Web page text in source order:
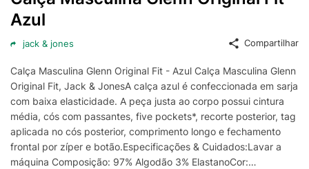
Azul
jack & jones Compartilhar
Calça Masculina Glenn Original Fit - Azul Calça Masculina Glenn
Original Fit, Jack & JonesA calça azul é confeccionada em sarja
com baixa elasticidade. A peça justa ao corpo possui cintura
média, cós com passantes, five pockets*, recorte posterior, tag
aplicada no cós posterior, comprimento longo e fechamento
frontal por zíper e botão.Especificações & Cuidados:Lavar a
máquina Composição: 97% Algodão 3% ElastanoCor: